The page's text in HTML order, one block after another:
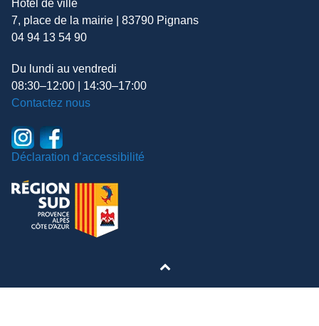
Hôtel de ville
7, place de la mairie | 83790 Pignans
04 94 13 54 90
Du lundi au vendredi
08:30–12:00 | 14:30–17:00
Contactez nous
Déclaration d’accessibilité